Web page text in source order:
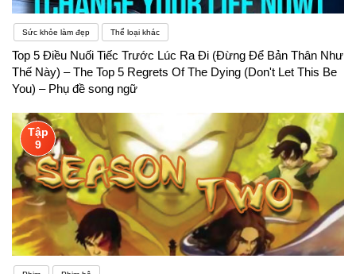
Sức khỏe làm đẹp Thể loại khác
Top 5 Điều Nuối Tiếc Trước Lúc Ra Đi (Đừng Để Bản Thân Như
Thế Này) – The Top 5 Regrets Of The Dying (Don't Let This Be
You) – Phụ đề song ngữ
Tập
9